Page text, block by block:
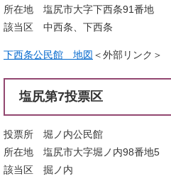
所在地 塩尻市大字下西条91番地
該当区 中西条、下西条
下西条公民館 地図 ＜外部リンク＞
塩尻第7投票区
投票所 堀ノ内公民館
所在地 塩尻市大字堀ノ内98番地5
該当区 掘ノ内